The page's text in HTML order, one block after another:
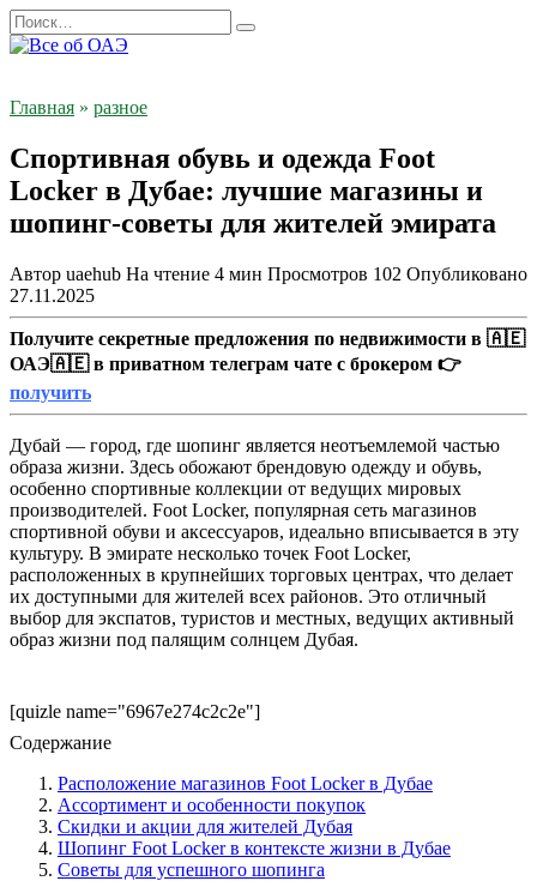
Перейти
к
Search
for:
Главная » разное
Спортивная обувь и одежда Foot
Locker в Дубае: лучшие магазины и
шопинг-советы для жителей эмирата
Автор uaehub На чтение 4 мин Просмотров 102 Опубликовано
27.11.2025
Получите секретные предложения по недвижимости в 🇦🇪
ОАЭ🇦🇪 в приватном телеграм чате с брокером 👉
получить
Дубай — город, где шопинг является неотъемлемой частью
образа жизни. Здесь обожают брендовую одежду и обувь,
особенно спортивные коллекции от ведущих мировых
производителей. Foot Locker, популярная сеть магазинов
спортивной обуви и аксессуаров, идеально вписывается в эту
культуру. В эмирате несколько точек Foot Locker,
расположенных в крупнейших торговых центрах, что делает
их доступными для жителей всех районов. Это отличный
выбор для экспатов, туристов и местных, ведущих активный
образ жизни под палящим солнцем Дубая.
[quizle name="6967e274c2c2e"]
Содержание
Расположение магазинов Foot Locker в Дубае
Ассортимент и особенности покупок
Скидки и акции для жителей Дубая
Шопинг Foot Locker в контексте жизни в Дубае
Советы для успешного шопинга